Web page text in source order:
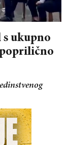
ukupno